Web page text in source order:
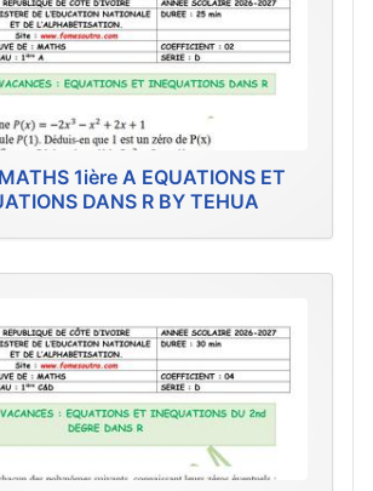
1ière A EQUATIONS ET
DANS R BY TEHUA